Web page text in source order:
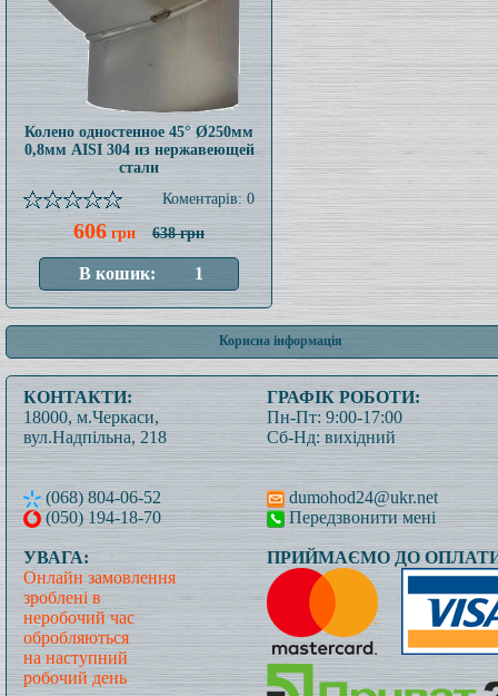
Колено одностенное 45° Ø250мм
0,8мм AISI 304 из нержавеющей
стали
Коментарів: 0
606 грн 638 грн
Корисна інформація
КОНТАКТИ:
18000, м.Черкаси,
вул.Надпільна, 218
(068) 804-06-52
(050) 194-18-70
ГРАФІК РОБОТИ:
Пн-Пт: 9:00-17:00
Сб-Нд: вихідний
dumohod24@ukr.net
Передзвонити мені
УВАГА:
Онлайн замовлення
зроблені в
неробочий час
обробляються
на наступний
робочий день
ПРИЙМАЄМО ДО